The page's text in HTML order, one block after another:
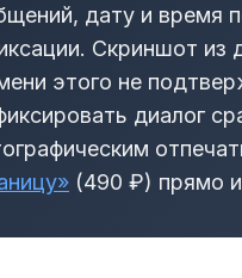
дату и время
Скриншот из
этого не
диалог
(490 ₽) прямо